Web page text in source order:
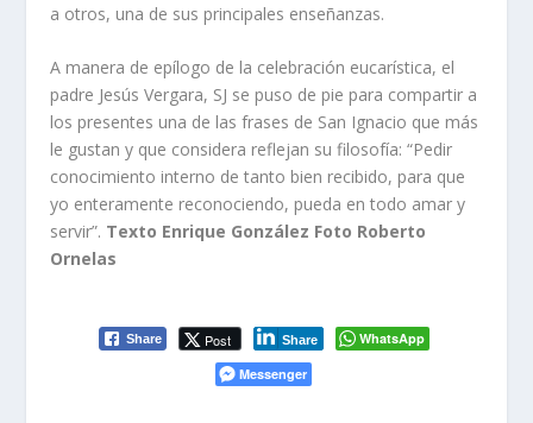
a otros, una de sus principales enseñanzas.
A manera de epílogo de la celebración eucarística, el
padre Jesús Vergara, SJ se puso de pie para compartir a
los presentes una de las frases de San Ignacio que más
le gustan y que considera reflejan su filosofía: “Pedir
conocimiento interno de tanto bien recibido, para que
yo enteramente reconociendo, pueda en todo amar y
servir”. Texto Enrique González Foto Roberto
Ornelas
Share Post Share
WhatsApp
Messenger